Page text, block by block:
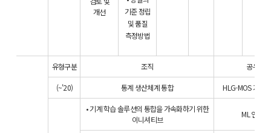
기준 정립
및 품질
측정방법
개선
유형구분 조직 공유 및
(~'20) 통계 생산체계 통합 HLG-MOS 기계
• 기계 학습 솔루션의 통합을 가속화하기 위한
이니셔티브
ML 연구